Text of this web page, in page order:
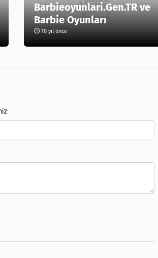
Barbieoyunlari.Gen.TR ve
Barbie Oyunları
10 yıl önce